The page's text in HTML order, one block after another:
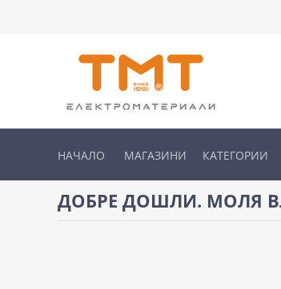
НАЧАЛО МАГАЗИНИ КАТЕГОРИИ
ДОБРЕ ДОШЛИ. МОЛЯ